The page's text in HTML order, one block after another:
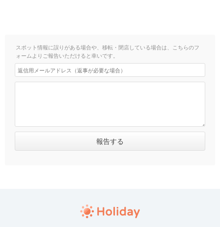
スポット情報に誤りがある場合や、移転・閉店している場合は、こちらのフ
ォームよりご報告いただけると幸いです。